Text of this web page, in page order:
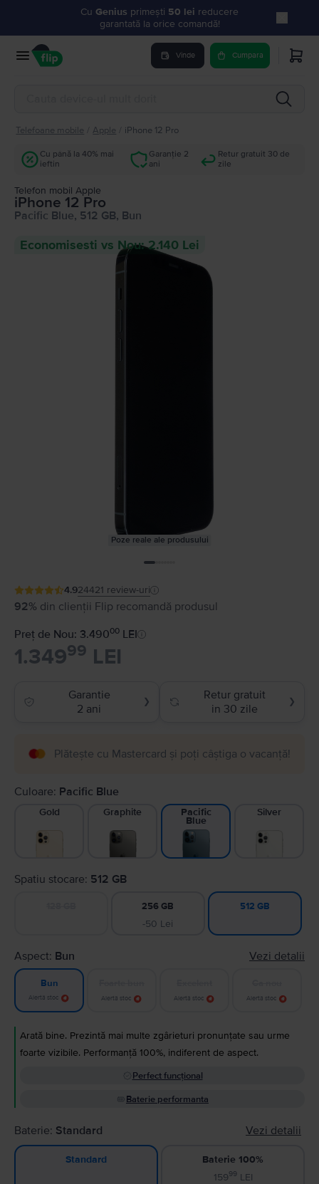
Cu Genius primești 50 lei reducere
garantată la orice comandă!
Vinde Cumpara
Telefoane mobile Apple iPhone 12 Pro
Cu până la 40% mai
ieftin
Garanție 2
ani
Retur gratuit 30 de
zile
Telefon mobil Apple
iPhone 12 Pro
Pacific Blue, 512 GB, Bun
Economisesti vs Nou: 2.140 Lei
Poze reale ale produsului
4.924421 review-uri
92% din clienții Flip recomandă produsul
Preț de Nou: 3.49000 LEI
1.34999 LEI
Garantie
2 ani
❯
Retur gratuit
in 30 zile
❯
Plătește cu Mastercard și poți câștiga o vacanță!
Culoare: Pacific Blue
Gold Graphite Pacific
Blue
Silver
Spatiu stocare: 512 GB
256 GB
-50 Lei
512 GB
Aspect: Bun Vezi detalii
Bun
Alertă stoc Alertă stoc Alertă stoc Alertă stoc
Arată bine. Prezintă mai multe zgârieturi pronunțate sau urme
foarte vizibile. Performanță 100%, indiferent de aspect.
Perfect funcțional
Baterie performanta
Baterie: Standard Vezi detalii
Standard
Baterie 100%
15999LEI